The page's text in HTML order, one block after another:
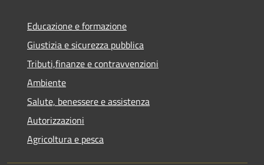
Educazione e formazione
Giustizia e sicurezza pubblica
Tributi,finanze e contravvenzioni
Ambiente
Salute, benessere e assistenza
Autorizzazioni
Agricoltura e pesca